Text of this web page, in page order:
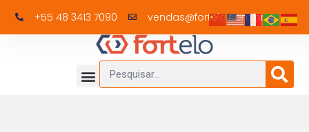
+55 48 3413 7090 vendas@fortelo.com.br